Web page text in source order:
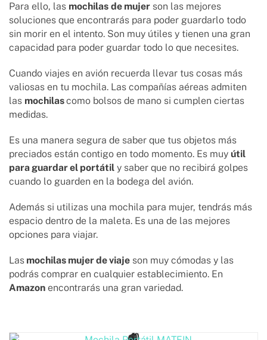
Para ello, las mochilas de mujer son las mejores
soluciones que encontrarás para poder guardarlo todo
sin morir en el intento. Son muy útiles y tienen una gran
capacidad para poder guardar todo lo que necesites.
Cuando viajes en avión recuerda llevar tus cosas más
valiosas en tu mochila. Las compañías aéreas admiten
las mochilascomo bolsos de mano si cumplen ciertas
medidas.
Es una manera segura de saber que tus objetos más
preciados están contigo en todo momento. Es muy útil
para guardar el portátil y saber que no recibirá golpes
cuando lo guarden en la bodega del avión.
Además si utilizas una mochila para mujer, tendrás más
espacio dentro de la maleta. Es una de las mejores
opciones para viajar.
Las mochilas mujer de viaje son muy cómodas y las
podrás comprar en cualquier establecimiento. En
Amazon encontrarás una gran variedad.